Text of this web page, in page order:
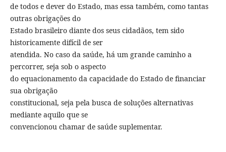
de todos e dever do Estado, mas essa também, como tantas
outras obrigações do
Estado brasileiro diante dos seus cidadãos, tem sido
historicamente difícil de ser
atendida. No caso da saúde, há um grande caminho a
percorrer, seja sob o aspecto
do equacionamento da capacidade do Estado de financiar
sua obrigação
constitucional, seja pela busca de soluções alternativas
mediante aquilo que se
convencionou chamar de saúde suplementar.